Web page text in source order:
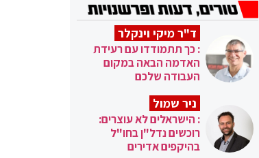
ד"ר מיקי וינקלר
: כך תתמודדו עם רעידת
האדמה הבאה במקום
העבודה שלכם
ניר שמול
: הישראלים לא עוצרים:
רוכשים נדל"ן בחו"ל
בהיקפים אדירים